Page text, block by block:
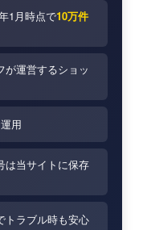
1月時点で10万件
が運営するショッ
用
は当サイトに保存
トラブル時も安心